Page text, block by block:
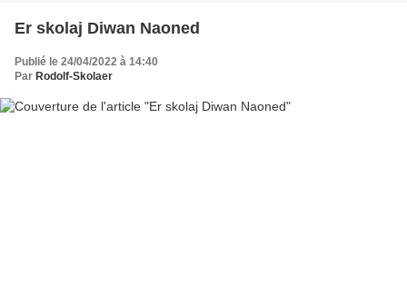
Er skolaj Diwan Naoned
Publié le 24/04/2022 à 14:40
Par Rodolf-Skolaer